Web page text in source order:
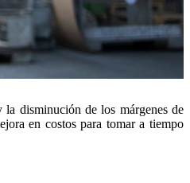
disminución de los márgenes de
en costos para tomar a tiempo